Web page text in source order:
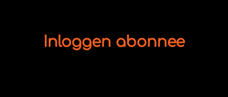
Inloggen abonnee